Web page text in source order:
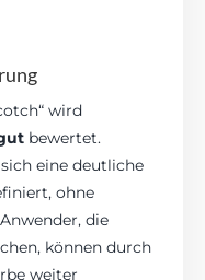
wird
bewertet.
eine deutliche
ohne
die
können durch
weiter